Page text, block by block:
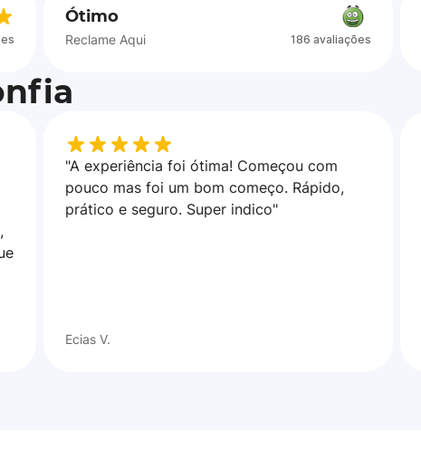
Ótimo
Reclame Aqui 186 avaliações
"A experiência foi ótima! Começou com
pouco mas foi um bom começo. Rápido,
prático e seguro. Super indico"
Ecias V.